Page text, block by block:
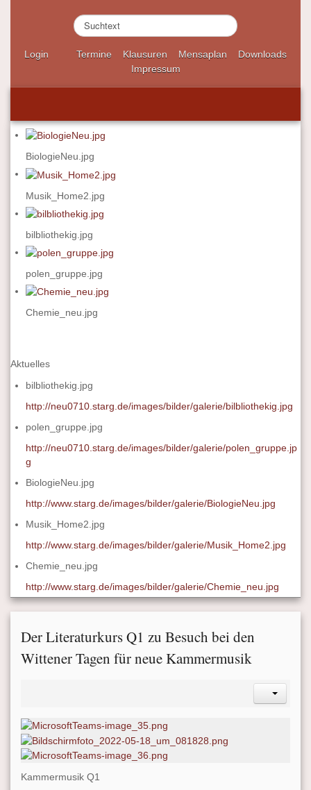
S
u
c
n
.
.
Login Termine Klausuren Mensaplan
Downloads
Impressum
BiologieNeu.jpg
Musik_Home2.jpg
bilbliothekig.jpg
polen_gruppe.jpg
Chemie_neu.jpg
Aktuelles
bilbliothekig.jpg
http://neu0710.starg.de/images/bilder/galerie/bilbliothekig.jpg
polen_gruppe.jpg
http://neu0710.starg.de/images/bilder/galerie/polen_gruppe.jp
g
BiologieNeu.jpg
http://www.starg.de/images/bilder/galerie/BiologieNeu.jpg
Musik_Home2.jpg
http://www.starg.de/images/bilder/galerie/Musik_Home2.jpg
Chemie_neu.jpg
http://www.starg.de/images/bilder/galerie/Chemie_neu.jpg
Der Literaturkurs Q1 zu Besuch bei den
Wittener Tagen für neue Kammermusik
Kammermusik Q1